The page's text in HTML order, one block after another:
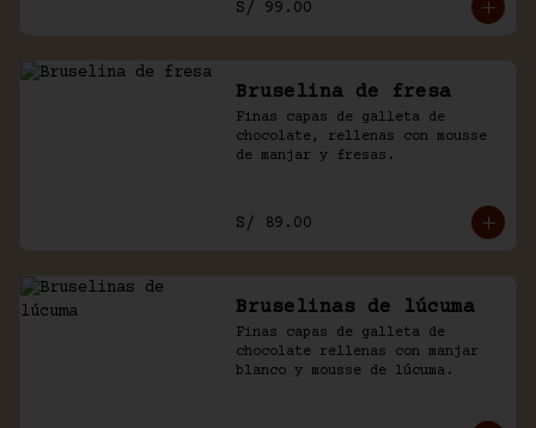
S/ 99.00
Bruselina de fresa
Finas capas de galleta de
chocolate, rellenas con mousse
de manjar y fresas.
S/ 89.00
Bruselinas de lúcuma
Finas capas de galleta de
chocolate rellenas con manjar
blanco y mousse de lúcuma.